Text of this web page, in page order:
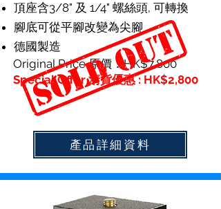
頂座含3/8" 及 1/4" 螺絲頭, 可轉換
腳底可從平腳改變為尖腳
德國製造
Original Price 原價：HK$7,800
Special Offer 清貨優惠 : HK$2,800
產品詳細資料